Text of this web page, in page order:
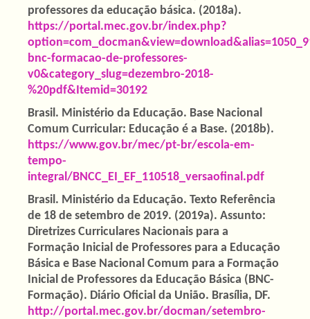
professores da educação básica. (2018a).
https://portal.mec.gov.br/index.php?
bnc-formacao-de-professores-
v0&category_slug=dezembro-2018-
%20pdf&Itemid=30192
Brasil. Ministério da Educação. Base Nacional
Comum Curricular: Educação é a Base. (2018b).
https://www.gov.br/mec/pt-br/escola-em-
tempo-
integral/BNCC_EI_EF_110518_versaofinal.pdf
Brasil. Ministério da Educação. Texto Referência
de 18 de setembro de 2019. (2019a). Assunto:
Diretrizes Curriculares Nacionais para a
Formação Inicial de Professores para a Educação
Básica e Base Nacional Comum para a Formação
Inicial de Professores da Educação Básica (BNC-
Formação). Diário Oficial da União. Brasília, DF.
http://portal.mec.gov.br/docman/setembro-